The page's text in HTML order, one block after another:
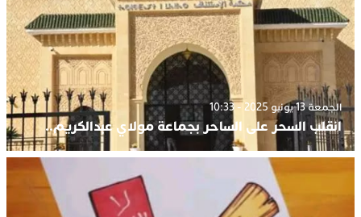
الجمعة 13 يونيو 2025 - 10:33
انقلب السحر على الساحر بجماعة مولاي عبدالكريم..